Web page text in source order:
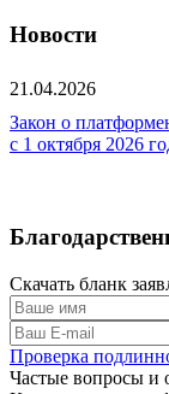
Новости
21.04.2026
Закон о
с 1 октября 2026
Скачать бланк
Проверка
Частые вопросы и